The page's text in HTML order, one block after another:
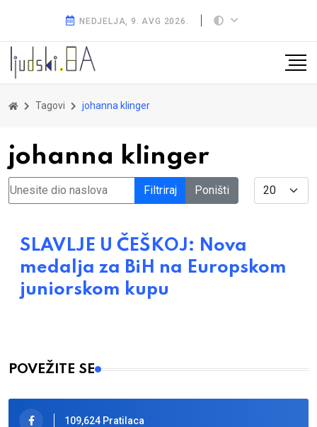
NEDJELJA, 9. AVG 2026.
Tagovi johanna klinger
johanna klinger
Unesite dio naslova Filtriraj Poništi Display #
SLAVLJE U ČEŠKOJ: Nova
medalja za BiH na Europskom
juniorskom kupu
POVEŽITE SE
109,624 Pratilaca